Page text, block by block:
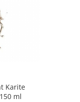
Karite
ml